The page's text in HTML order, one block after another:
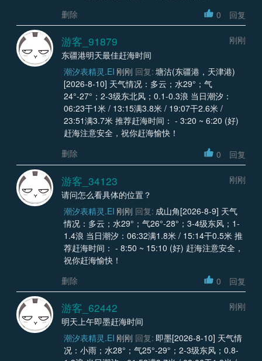
删除
0 回复
游客_91879
刚刚
东疆港明天最佳赶海时间
潮汐表精灵.EI 刚刚 回复: 塘沽(东疆港，天津港)
[2026-8-10] 天气情况：多云；水29°；气
24°-27°；2-3级东北风；0.1-0.3浪 当日潮汐：
06:23干1米 / 13:15满3.8米 / 19:07干2.6米 /
23:51满3.7米 推荐赶海时间： - 3:20 ~ 6:20 (好)
赶海注意安全，祝你赶海愉快！
删除
0 回复
游客_34123
刚刚
请问怎么看具体的位置？
潮汐表精灵.EI 刚刚 回复: 成山角[2026-8-9] 天气
情况：多云；水29°；气26°-28°；3-4级东风；1-
1.4浪 当日潮汐：06:32满1.8米 / 15:14干0.5米 推
荐赶海时间： - 8:50 ~ 15:10 (好) 赶海注意安全，
祝你赶海愉快！
删除
0 回复
游客_62442
刚刚
明天上午即墨赶海时间
潮汐表精灵.EI 刚刚 回复: 即墨[2026-8-10] 天气情
况：小雨；水28°；气25°-29°；2-3级东风；0.8-